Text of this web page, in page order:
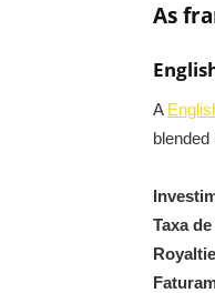
As
A
blended
Taxa